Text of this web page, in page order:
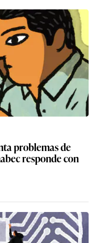
problemas de
responde con